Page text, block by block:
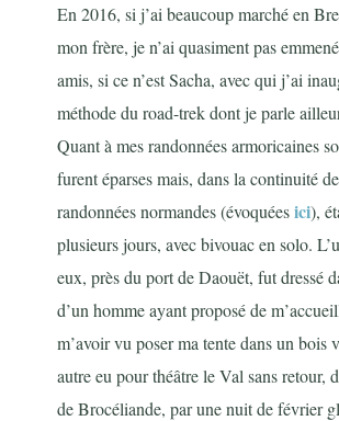
En 2016, si j’ai beaucoup marché en
mon frère, je n’ai quasiment pas
amis, si ce n’est Sacha, avec qui j’ai
méthode du road-trek dont je parle
Quant à mes randonnées armoricaines
furent éparses mais, dans la continuité
randonnées normandes (évoquéesici),
plusieurs jours, avec bivouac en solo.
eux, près du port de Daouët, fut dressé
d’un homme ayant proposé de
m’avoir vu poser ma tente dans un bois
autre eu pour théâtre le Val sans retour,
de Brocéliande, par une nuit de février